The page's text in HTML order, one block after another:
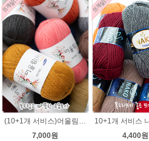
(10+1개 서비스)어울림 40g(400m) 뜨개실/얇지만 가볍고 따뜻한털실 손뜨개조끼 니트
7,000원
4,400원